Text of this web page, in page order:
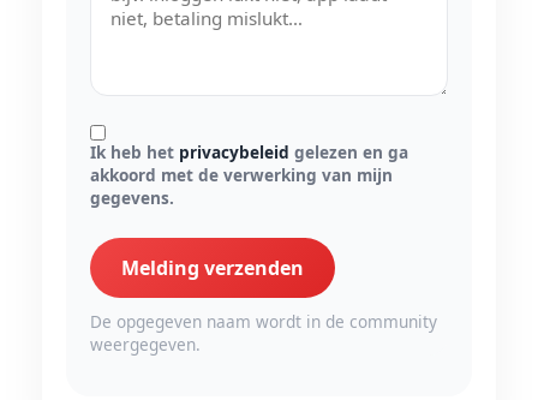
Ik heb het privacybeleid gelezen en ga
akkoord met de verwerking van mijn
gegevens.
Melding verzenden
De opgegeven naam wordt in de community
weergegeven.